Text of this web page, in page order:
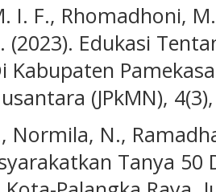
I. F., Rhomadhoni,
(2023). Edukasi
Kabupaten
(JPkMN),
Normila, N.,
Tanya 50